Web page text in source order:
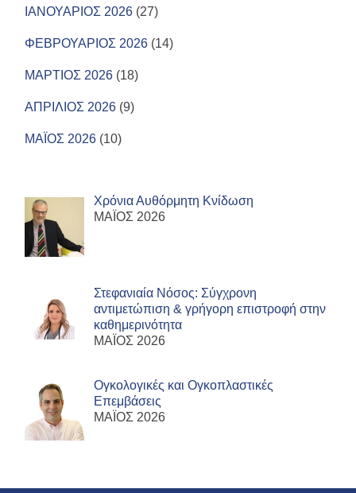
ΙΑΝΟΥΑΡΙΟΣ 2026 (27)
ΦΕΒΡΟΥΑΡΙΟΣ 2026 (14)
ΜΑΡΤΙΟΣ 2026 (18)
ΑΠΡΙΛΙΟΣ 2026 (9)
ΜΑΪΟΣ 2026 (10)
Χρόνια Αυθόρμητη Κνίδωση
ΜΑΪΟΣ 2026
Στεφανιαία Νόσος: Σύγχρονη
αντιμετώπιση & γρήγορη επιστροφή στην
καθημερινότητα
ΜΑΪΟΣ 2026
Ογκολογικές και Ογκοπλαστικές
Επεμβάσεις
ΜΑΪΟΣ 2026